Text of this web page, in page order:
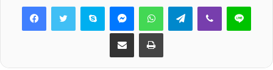
Skype MessengerWhatsAppTelegramViber Line
Share via Email Print